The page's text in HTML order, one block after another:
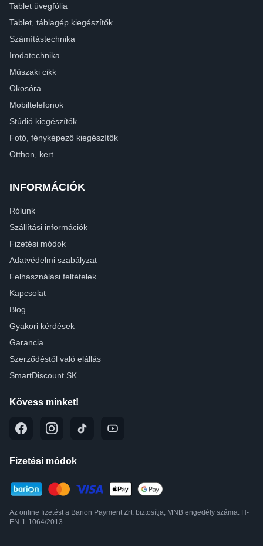
Tablet üvegfólia
Tablet, táblagép kiegészítők
Számítástechnika
Irodatechnika
Műszaki cikk
Okosóra
Mobiltelefonok
Stúdió kiegészítők
Fotó, fényképező kiegészítők
Otthon, kert
INFORMÁCIÓK
Rólunk
Szállítási információk
Fizetési módok
Adatvédelmi szabályzat
Felhasználási feltételek
Kapcsolat
Blog
Gyakori kérdések
Garancia
Szerződéstől való elállás
SmartDiscount SK
Kövess minket!
Fizetési módok
Az online fizetést a Barion Payment Zrt. biztosítja, MNB engedély száma: H-
EN-1-1064/2013